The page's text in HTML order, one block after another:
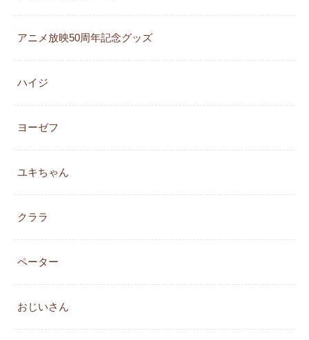
アニメ放映50周年記念グッズ
ハイジ
ヨーゼフ
ユキちゃん
クララ
ペーター
おじいさん